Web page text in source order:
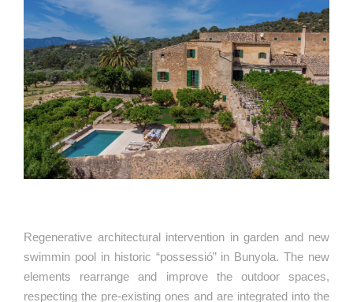
Regenerative architectural intervention in garden and new
swimmin pool in historic “possessió” in Bunyola. The new
elements rearrange and improve the outdoor spaces,
respecting the pre-existing ones and are integrated into the